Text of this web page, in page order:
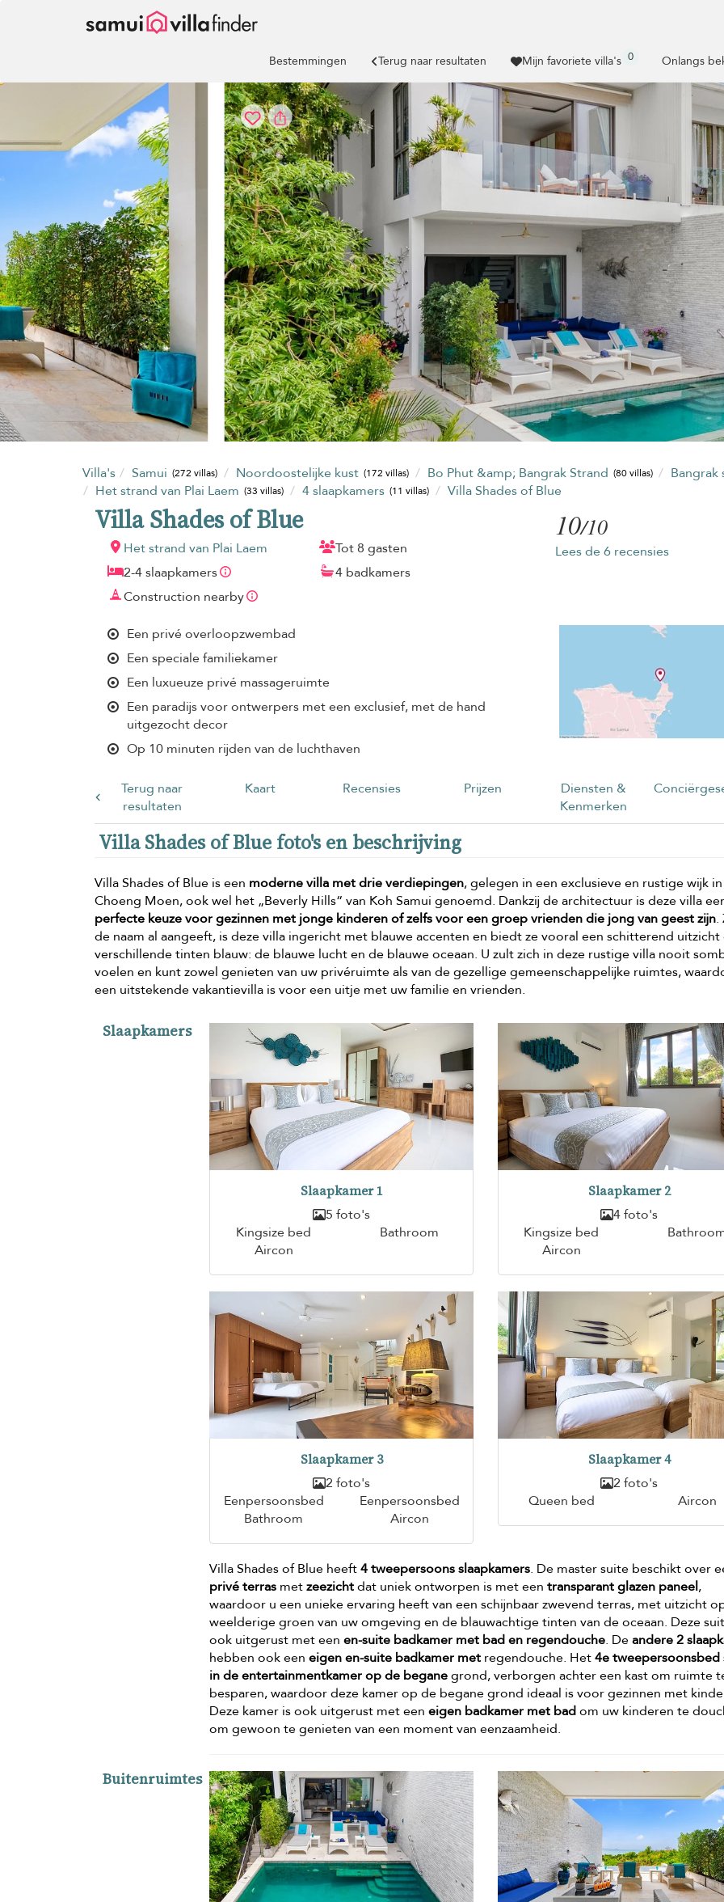
Bestemmingen Terug naar resultaten Mijn favoriete villa's 0 Onlangs
Villa's Samui (272 villas) Noordoostelijke kust (172 villas) Bo Phut &amp; Bangrak Strand (80 villas)
Het strand van Plai Laem (33 villas) 4 slaapkamers (11 villas) Villa Shades of Blue
Villa Shades of Blue
Het strand van Plai Laem
Tot 8 gasten
2-4 slaapkamers
4 badkamers
Construction nearby
10/10
Lees de 6 recensies
Een privé overloopzwembad
Een speciale familiekamer
Een luxueuze privé massageruimte
Een paradijs voor ontwerpers met een exclusief, met de hand
uitgezocht decor
Op 10 minuten rijden van de luchthaven
Terug naar
resultaten
Kaart Recensies Prijzen
Diensten &
Kenmerken
Villa Shades of Blue foto's en beschrijving
Villa Shades of Blue is een moderne villa met drie verdiepingen, gelegen in een exclusieve en rustige wijk in
Choeng Moen, ook wel het „Beverly Hills“ van Koh Samui genoemd. Dankzij de architectuur is deze villa
perfecte keuze voor gezinnen met jonge kinderen of zelfs voor een groep vrienden die jong van geest zijn.
de naam al aangeeft, is deze villa ingericht met blauwe accenten en biedt ze vooral een schitterend
verschillende tinten blauw: de blauwe lucht en de blauwe oceaan. U zult zich in deze rustige villa nooit
voelen en kunt zowel genieten van uw privéruimte als van de gezellige gemeenschappelijke ruimtes,
een uitstekende vakantievilla is voor een uitje met uw familie en vrienden.
Slaapkamers
Slaapkamer 1
5 foto's
Kingsize bed
Bathroom
Aircon
Slaapkamer 2
4 foto's
Kingsize bed
Aircon
Slaapkamer 3
2 foto's
Eenpersoonsbed
Eenpersoonsbed
Bathroom
Aircon
Slaapkamer 4
2 foto's
Queen bed
Aircon
Villa Shades of Blue heeft4 tweepersoons slaapkamers. De master suite beschikt over
privé terras metzeezichtdat uniek ontworpen is met eentransparant glazen paneel,
waardoor u een unieke ervaring heeft van een schijnbaar zwevend terras, met uitzicht
weelderige groen van uw omgeving en de blauwachtige tinten van de oceaan. Deze
ook uitgerust met eenen-suite badkamer met bad en regendouche. Deandere 2
hebben ook eeneigen en-suite badkamer met regendouche. Het4e tweepersoonsbed
in de entertainmentkamer op de beganegrond, verborgen achter een kast om ruimte
besparen, waardoor deze kamer op de begane grond ideaal is voor gezinnen met
Deze kamer is ook uitgerust met eeneigen badkamer met badom uw kinderen te
om gewoon te genieten van een moment van eenzaamheid.
Buitenruimtes